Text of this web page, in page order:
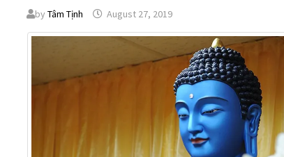
byTâm Tịnh August 27, 2019